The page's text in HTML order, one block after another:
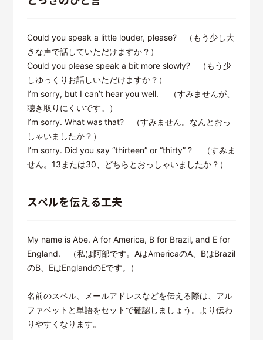
Could you speak a little louder, please? （もう少し大
きな声で話していただけますか？）
Could you please speak a bit more slowly? （もう少
しゆっくりお話しいただけますか？）
I’m sorry, but I can’t hear you well. （すみませんが、
聴き取りにくいです。）
I’m sorry. What was that? （すみません。なんとおっ
しゃいましたか？）
I’m sorry. Did you say “thirteen” or “thirty” ? （すみま
せん。13または30、どちらとおっしゃいましたか？）
スペルを伝える工夫
My name is Abe. A for America, B for Brazil, and E for
England. （私は阿部です。AはAmericaのA、BはBrazil
のB、EはEnglandのEです。）
名前のスペル、メールアドレスなどを伝える際は、アル
ファベットと単語をセットで確認しましょう。より伝わ
りやすくなります。